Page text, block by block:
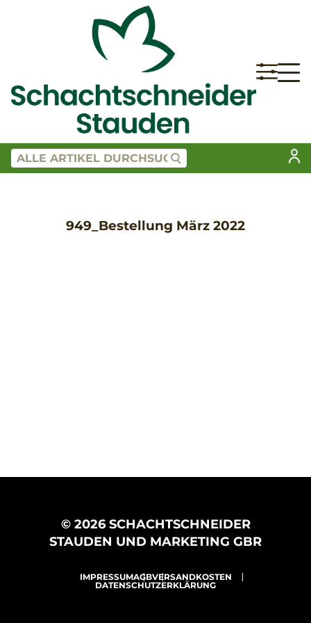
949_Bestellung März 2022
© 2026 SCHACHTSCHNEIDER
STAUDEN UND MARKETING GBR
IMPRESSUMAGBVERSANDKOSTEN
DATENSCHUTZERKLÄRUNG